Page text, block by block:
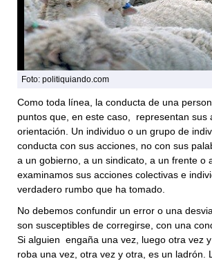
Foto: politiquiando.com
Como toda línea, la conducta de una
puntos que, en este caso, representan sus
orientación. Un individuo o un grupo de
conducta con sus acciones, no con sus
a un gobierno, a un sindicato, a un frente o
examinamos sus acciones colectivas e
verdadero rumbo que ha tomado.
No debemos confundir un error o una
son susceptibles de corregirse, con una
Si alguien engaña una vez, luego otra vez
roba una vez, otra vez y otra, es un ladrón.